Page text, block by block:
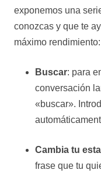
exponemos una
conozcas y que te
máximo rendimiento:
Buscar: para
conversación
«buscar».
Cambia tu
frase que tu